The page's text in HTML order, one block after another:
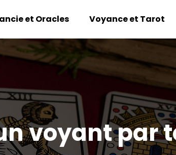
et Oracles Voyance et Tarot
voyant par